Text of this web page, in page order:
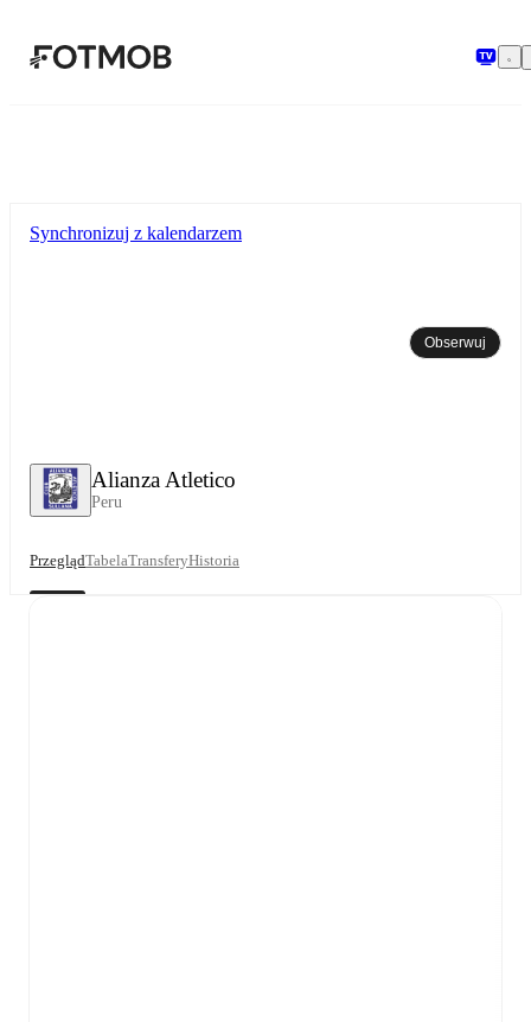
Alianza Atletico
Peru
Synchronizuj z kalendarzem
Obserwuj
PrzeglądTabelaTransferyHistoria